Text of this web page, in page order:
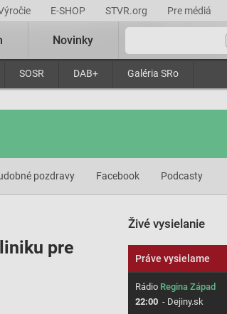
E-SHOP STVR.org Pre médiá
SOSR DAB+ Galéria SRo
Novinky
pozdravy Facebook Podcasty
pre
Živé vysielanie
Práve vysielame
RádioRegina Západ
22:00 - Dejiny.sk